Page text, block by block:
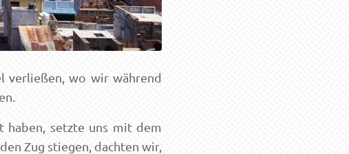
verließen, wo wir während
haben, setzte uns mit dem
Zug stiegen, dachten wir,